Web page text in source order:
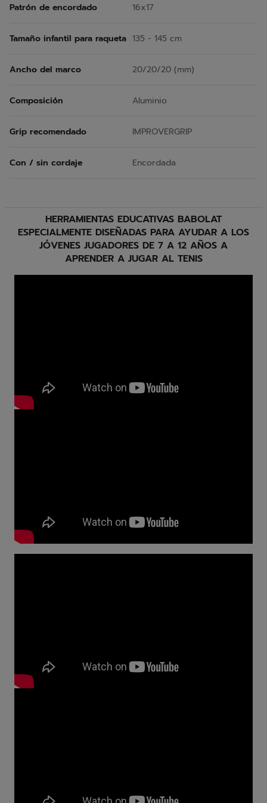
Patrón de encordado 16x17
Tamaño infantil para raqueta 135 - 145 cm
Ancho del marco 20/20/20 (mm)
Composición Aluminio
Grip recomendado IMPROVERGRIP
Con / sin cordaje Encordada
HERRAMIENTAS EDUCATIVAS BABOLAT
ESPECIALMENTE DISEÑADAS PARA AYUDAR A LOS
JÓVENES JUGADORES DE 7 A 12 AÑOS A
APRENDER A JUGAR AL TENIS